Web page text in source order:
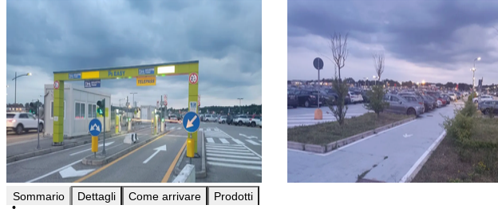
Sommario Dettagli Come arrivare Prodotti